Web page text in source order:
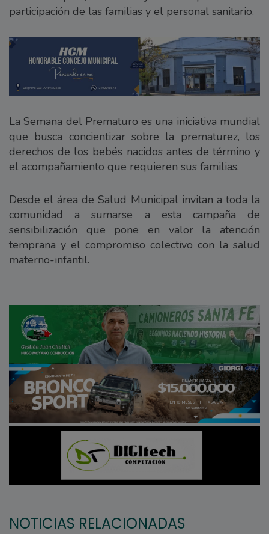
participación de las familias y el personal sanitario.
La Semana del Prematuro es una iniciativa mundial
que busca concientizar sobre la prematurez, los
derechos de los bebés nacidos antes de término y
el acompañamiento que requieren sus familias.
Desde el área de Salud Municipal invitan a toda la
comunidad a sumarse a esta campaña de
sensibilización que pone en valor la atención
temprana y el compromiso colectivo con la salud
materno-infantil.
NOTICIAS RELACIONADAS